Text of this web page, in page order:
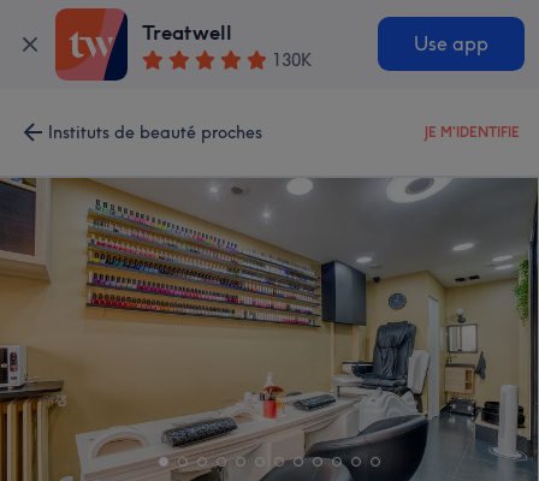
Treatwell
130K
Use app
Instituts de beauté proches JE M'IDENTIFIE